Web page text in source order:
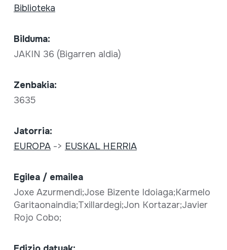
Biblioteka
Bilduma:
JAKIN 36 (Bigarren aldia)
Zenbakia:
3635
Jatorria:
EUROPA-> EUSKAL HERRIA
Egilea / emailea
Joxe Azurmendi;Jose Bizente Idoiaga;Karmelo
Garitaonaindia;Txillardegi;Jon Kortazar;Javier
Rojo Cobo;